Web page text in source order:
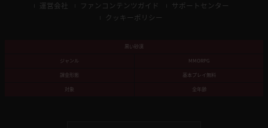
運営会社
ファンコンテンツガイド
サポートセンター
クッキーポリシー
黒い砂漠
ジャンル
MMORPG
課金形態
基本プレイ無料
対象
全年齢